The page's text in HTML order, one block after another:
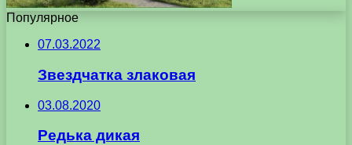
Популярное
07.03.2022
Звездчатка злаковая
03.08.2020
Редька дикая